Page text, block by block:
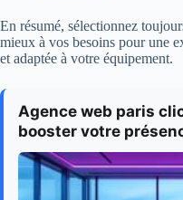
En résumé, sélectionnez
mieux à vos besoins pour une
et adaptée à votre équipement.
Agence web paris
booster votre